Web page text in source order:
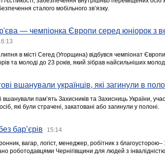
сталого мобільного зв’язку.
— чемпіонка Європи серед юніорок з
в місті Сегед (Угорщина) відбувся чемпіонат
та молоді до 23 років, який зібрав найсильніших
вшанували українців, які загинули в
вшанували пам’ять Захисників та Захисниць України,
які були страчені, закатовані або загинули у полоні.
бар’єрів 15:14
вагар, логіст, менеджер, робітник з
роботодавцями Чернігівщини для людей з